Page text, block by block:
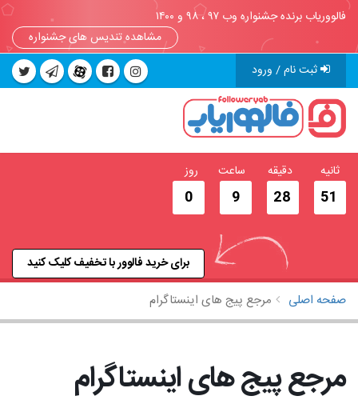
فالووریاب برنده جشنواره وب ۹۷ ، ۹۸ و ۱۴۰۰
مشاهده تندیس های جشنواره
ثبت نام / ورود
50
ثانیه
28
دقیقه
9
ساعت
0
روز
برای خرید فالوور با تخفیف کلیک کنید
صفحه اصلی مرجع پیج های اینستاگرام
مرجع پیج های اینستاگرام